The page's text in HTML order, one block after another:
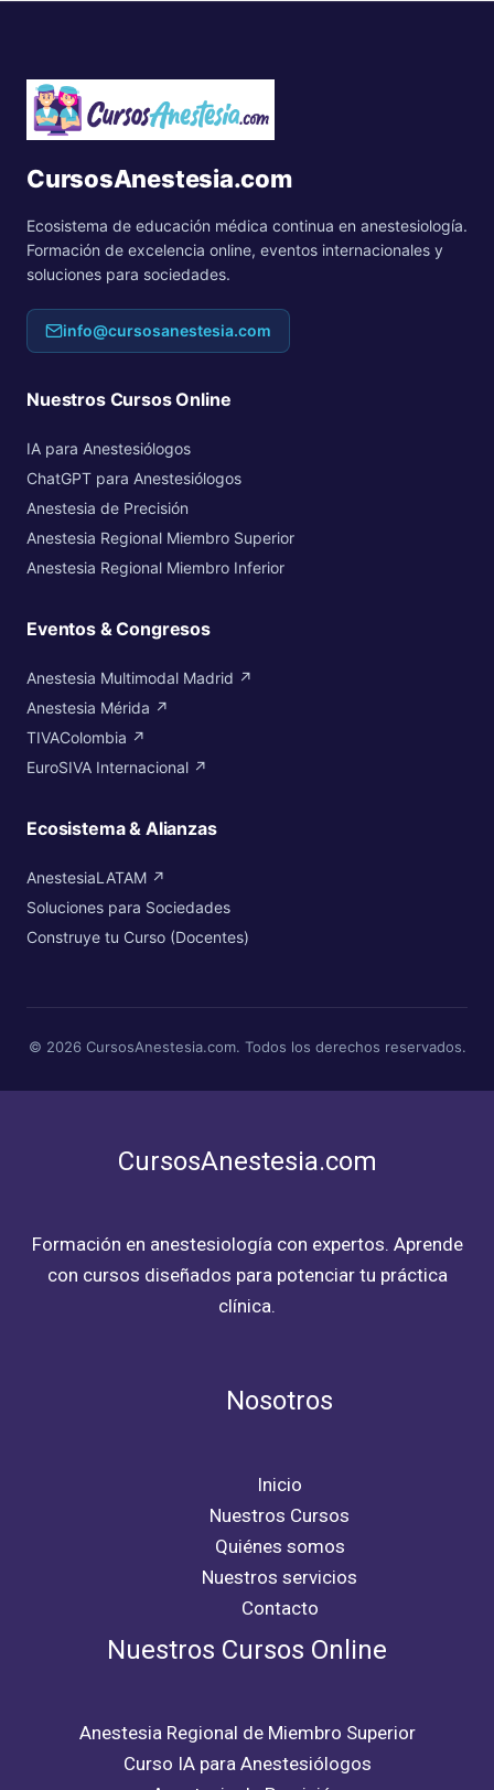
CursosAnestesia.com
Ecosistema de educación médica continua en anestesiología.
Formación de excelencia online, eventos internacionales y
soluciones para sociedades.
info@cursosanestesia.com
Nuestros Cursos Online
IA para Anestesiólogos
ChatGPT para Anestesiólogos
Anestesia de Precisión
Anestesia Regional Miembro Superior
Anestesia Regional Miembro Inferior
Eventos & Congresos
Anestesia Multimodal Madrid ↗
Anestesia Mérida ↗
TIVAColombia ↗
EuroSIVA Internacional ↗
Ecosistema & Alianzas
AnestesiaLATAM ↗
Soluciones para Sociedades
Construye tu Curso (Docentes)
© 2026 CursosAnestesia.com. Todos los derechos reservados.
CursosAnestesia.com
Formación en anestesiología con expertos. Aprende
con cursos diseñados para potenciar tu práctica
clínica.
Nosotros
Inicio
Nuestros Cursos
Quiénes somos
Nuestros servicios
Contacto
Nuestros Cursos Online
Anestesia Regional de Miembro Superior
Curso IA para Anestesiólogos